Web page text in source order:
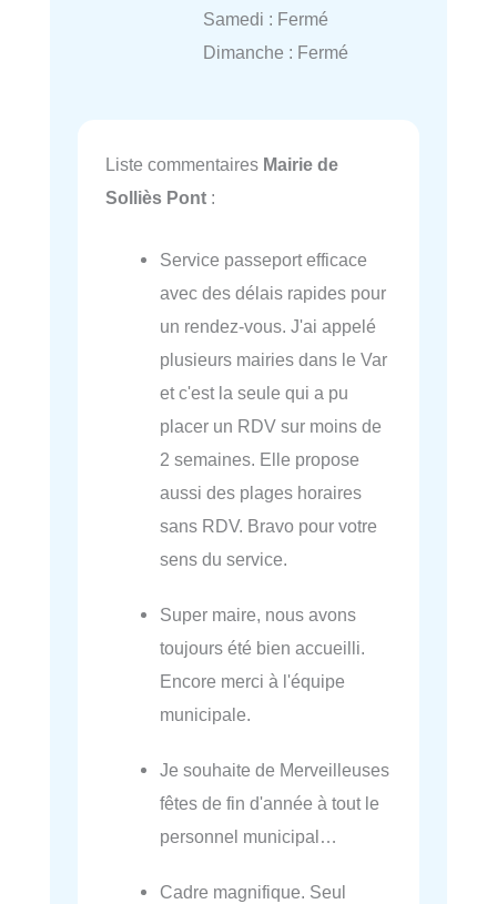
Samedi : Fermé
Dimanche : Fermé
Liste commentaires Mairie de
Solliès Pont :
Service passeport efficace
avec des délais rapides pour
un rendez-vous. J'ai appelé
plusieurs mairies dans le Var
et c'est la seule qui a pu
placer un RDV sur moins de
2 semaines. Elle propose
aussi des plages horaires
sans RDV. Bravo pour votre
sens du service.
Super maire, nous avons
toujours été bien accueilli.
Encore merci à l'équipe
municipale.
Je souhaite de Merveilleuses
fêtes de fin d'année à tout le
personnel municipal…
Cadre magnifique. Seul